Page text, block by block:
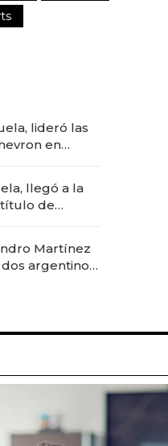
lideró las
en
llegó a la
de
Martínez
argentinos